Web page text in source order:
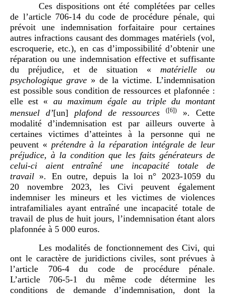
Ces dispositions ont été complétées par celles
de l’article 706-14 du code de procédure pénale, qui
prévoit une indemnisation forfaitaire pour certaines
autres infractions causant des dommages matériels (vol,
escroquerie, etc.), en cas d’impossibilité d’obtenir une
réparation ou une indemnisation effective et suffisante
du préjudice, et de situation « matérielle ou
psychologique grave » de la victime. L’indemnisation
est possible sous condition de ressources et plafonnée :
elle est « au maximum égale au triple du montant
mensuel d’[un] plafond de ressources ([6])
». Cette
modalité d’indemnisation est par ailleurs ouverte à
certaines victimes d’atteintes à la personne qui ne
peuvent « prétendre à la réparation intégrale de leur
préjudice, à la condition que les faits générateurs de
celui-ci aient entraîné une incapacité totale de
travail ». En outre, depuis la loi n° 2023-1059 du
20 novembre 2023, les Civi peuvent également
indemniser les mineurs et les victimes de violences
intrafamiliales ayant entraîné une incapacité totale de
travail de plus de huit jours, l’indemnisation étant alors
plafonnée à 5 000 euros.
Les modalités de fonctionnement des Civi, qui
ont le caractère de juridictions civiles, sont prévues à
l’article 706-4 du code de procédure pénale.
L’article 706-5‑1 du même code détermine les
conditions de demande d’indemnisation, dont la